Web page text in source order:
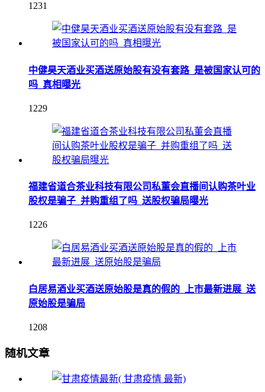
1231
中健昊天酒业买酒送原始股有没有套路_是被国家认可的
吗_真相曝光
1229
福建省道合茶业科技有限公司私董会直播间认购茶叶业
股权是骗子_并购重组了吗_送股权骗局曝光
1226
白居易酒业买酒送原始股是真的假的_上市最新进展_送
原始股是骗局
1208
随机文章